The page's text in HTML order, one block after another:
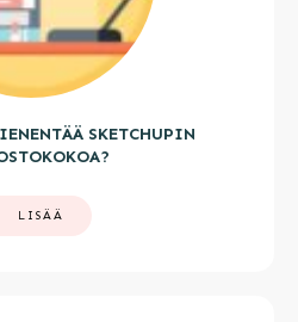
SKETCHUPIN
LISÄÄ